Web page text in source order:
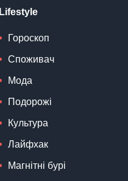
Lifestyle
Гороскоп
Споживач
Мода
Подорожі
Культура
Лайфхак
Магнітні бурі